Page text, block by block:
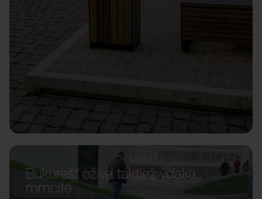
Bukurešť ožíva taktiež vďaka
mmcité